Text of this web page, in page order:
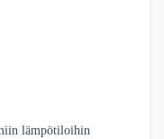
lämpötiloihin